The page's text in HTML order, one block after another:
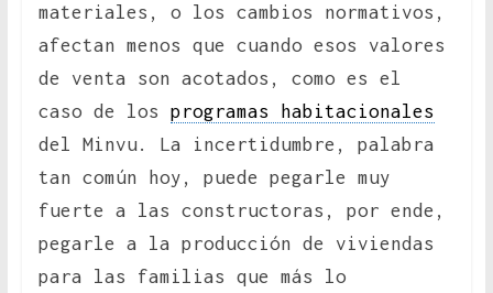
materiales, o los cambios normativos,
afectan menos que cuando esos valores
de venta son acotados, como es el
caso de los programas habitacionales
del Minvu. La incertidumbre, palabra
tan común hoy, puede pegarle muy
fuerte a las constructoras, por ende,
pegarle a la producción de viviendas
para las familias que más lo